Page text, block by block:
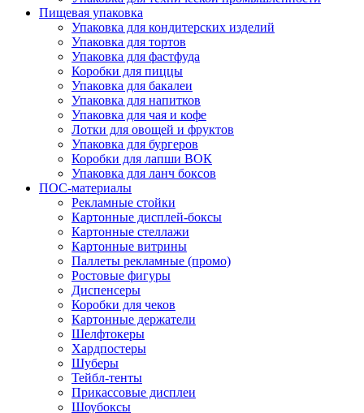
Пищевая упаковка
Упаковка для кондитерских изделий
Упаковка для тортов
Упаковка для фастфуда
Коробки для пиццы
Упаковка для бакалеи
Упаковка для напитков
Упаковка для чая и кофе
Лотки для овощей и фруктов
Упаковка для бургеров
Коробки для лапши ВОК
Упаковка для ланч боксов
ПОС-материалы
Рекламные стойки
Картонные дисплей-боксы
Картонные стеллажи
Картонные витрины
Паллеты рекламные (промо)
Ростовые фигуры
Диспенсеры
Коробки для чеков
Картонные держатели
Шелфтокеры
Хардпостеры
Шуберы
Тейбл-тенты
Прикассовые дисплеи
Шоубоксы